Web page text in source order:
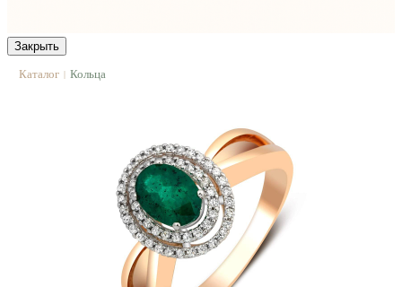
Закрыть
Каталог | Кольца